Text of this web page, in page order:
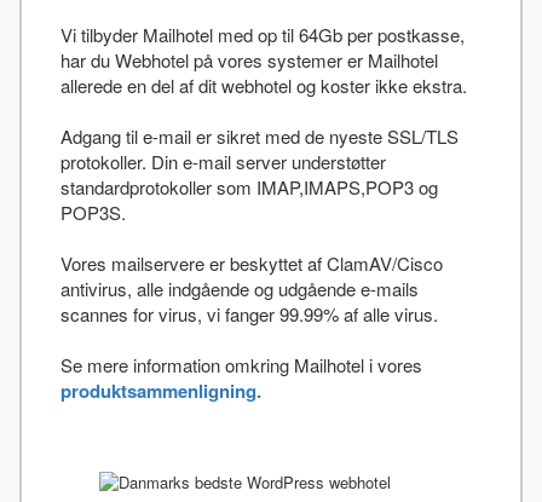
Vi tilbyder Mailhotel med op til 64Gb per postkasse,
har du Webhotel på vores systemer er Mailhotel
allerede en del af dit webhotel og koster ikke ekstra.
Adgang til e-mail er sikret med de nyeste SSL/TLS
protokoller. Din e-mail server understøtter
standardprotokoller som IMAP,IMAPS,POP3 og
POP3S.
Vores mailservere er beskyttet af ClamAV/Cisco
antivirus, alle indgående og udgående e-mails
scannes for virus, vi fanger 99.99% af alle virus.
Se mere information omkring Mailhotel i vores
produktsammenligning.